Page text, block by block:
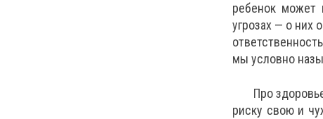
ребенок может
угрозах — о них
мы условно
Про
риску свою и